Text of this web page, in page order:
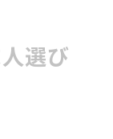
選び